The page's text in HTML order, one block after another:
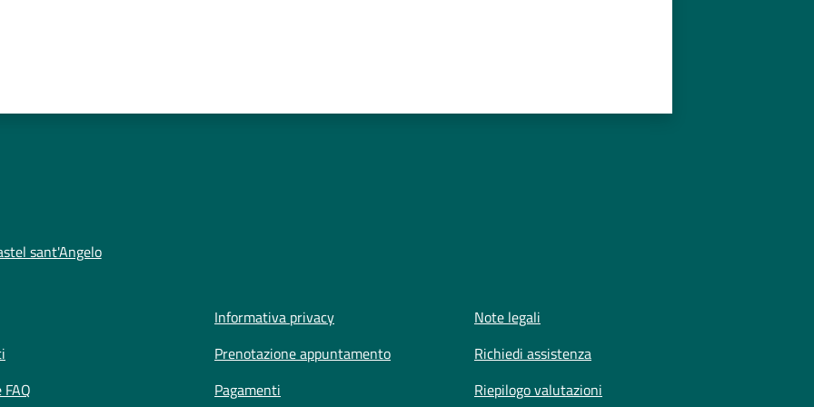
sant'Angelo
Informativa privacy
Note legali
Prenotazione appuntamento
Richiedi assistenza
Pagamenti Riepilogo valutazioni